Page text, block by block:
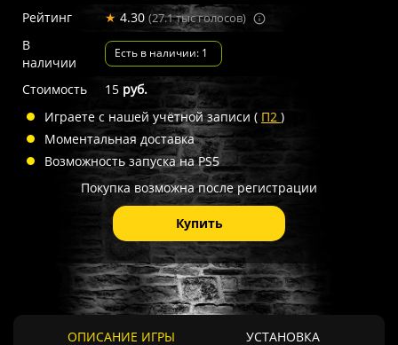
Рейтинг
★ 4.30 (27.1 тыс голосов)
В
наличии
Есть в наличии: 1
Стоимость 15 руб.
Играете с нашей учётной записи ( П2 )
Моментальная доставка
Возможность запуска на PS5
Покупка возможна после регистрации
Купить
ОПИСАНИЕ ИГРЫ УСТАНОВКА